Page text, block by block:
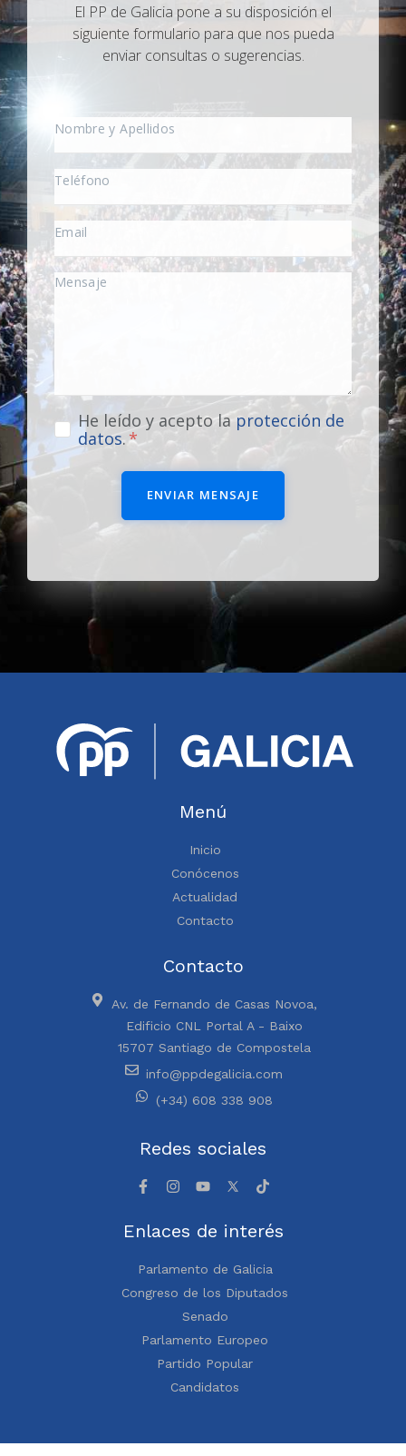
El PP de Galicia pone a su disposición el
siguiente formulario para que nos pueda
enviar consultas o sugerencias.
He leído y acepto laprotección de
datos.
ENVIAR MENSAJE
Menú
Inicio
Conócenos
Actualidad
Contacto
Contacto
Av. de Fernando de Casas Novoa,
Edificio CNL Portal A - Baixo
15707 Santiago de Compostela
info@ppdegalicia.com
(+34) 608 338 908
Redes sociales
Enlaces de interés
Parlamento de Galicia
Congreso de los Diputados
Senado
Parlamento Europeo
Partido Popular
Candidatos